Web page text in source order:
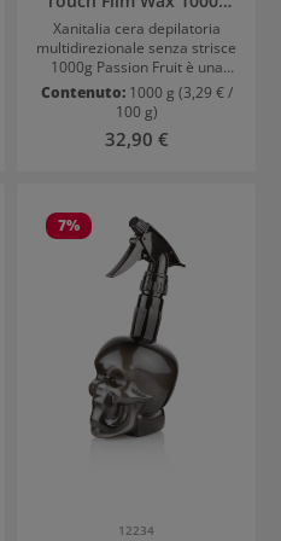
Passion Fruit
Xanitalia cera depilatoria
multidirezionale senza strisce
1000g Passion Fruit è una
cera depilatoria monouso in
grani. Permette uno strappo
multidirezionale che si può
eseguire sia nel verso del
Contenuto: 1000 g (3,29 € /
100 g)
Prezzo normale:
32,90 €
7%
12234